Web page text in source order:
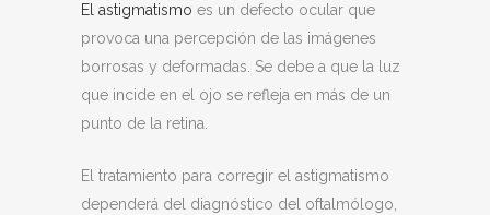
El astigmatismo es un defecto ocular que
provoca una percepción de las imágenes
borrosas y deformadas. Se debe a que la luz
que incide en el ojo se refleja en más de un
punto de la retina.
El tratamiento para corregir el astigmatismo
dependerá del diagnóstico del oftalmólogo,